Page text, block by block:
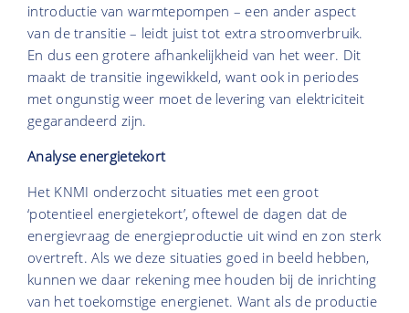
introductie van warmtepompen – een ander aspect
van de transitie – leidt juist tot extra stroomverbruik.
En dus een grotere afhankelijkheid van het weer. Dit
maakt de transitie ingewikkeld, want ook in periodes
met ongunstig weer moet de levering van elektriciteit
gegarandeerd zijn.
Analyse energietekort
Het KNMI onderzocht situaties met een groot
‘potentieel energietekort’, oftewel de dagen dat de
energievraag de energieproductie uit wind en zon sterk
overtreft. Als we deze situaties goed in beeld hebben,
kunnen we daar rekening mee houden bij de inrichting
van het toekomstige energienet. Want als de productie